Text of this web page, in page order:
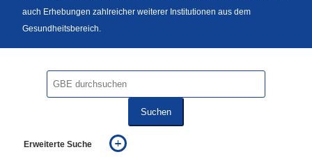
auch Erhebungen zahlreicher weiterer Institutionen aus dem
Gesundheitsbereich.
Suchen
Erweiterte Suche